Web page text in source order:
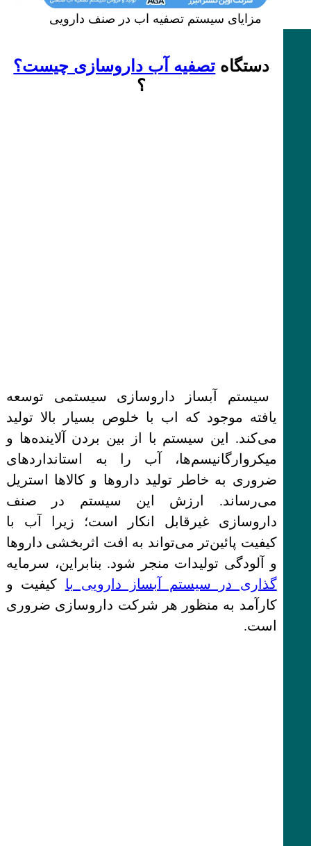
مزایای سیستم تصفیه اب در صنف دارویی
دستگاه تصفیه آب داروسازی چیست؟
؟
سیستم آبساز داروسازی سیستمی توسعه
یافته موجود که اب با خلوص بسیار بالا تولید
می‌کند. این سیستم با از بین بردن آلاینده‌ها و
میکروارگانیسم‌ها، آب را به استانداردهای
ضروری به خاطر تولید داروها و کالاها استریل
می‌رساند. ارزش این سیستم در صنف
داروسازی غیرقابل انکار است؛ زیرا آب با
کیفیت پائین‌تر می‌تواند به افت اثربخشی داروها
و آلودگی تولیدات منجر شود. بنابراین، سرمایه‌
گذاری در سیستم آبساز دارویی با کیفیت و
کارآمد به منظور هر شرکت داروسازی ضروری
است.